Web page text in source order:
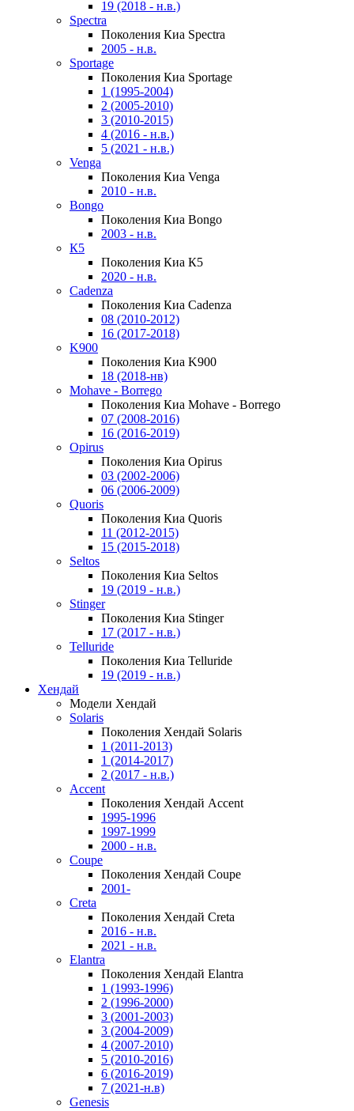
19 (2018 - н.в.)
Spectra
Поколения Киа Spectra
2005 - н.в.
Sportage
Поколения Киа Sportage
1 (1995-2004)
2 (2005-2010)
3 (2010-2015)
4 (2016 - н.в.)
5 (2021 - н.в.)
Venga
Поколения Киа Venga
2010 - н.в.
Bongo
Поколения Киа Bongo
2003 - н.в.
К5
Поколения Киа К5
2020 - н.в.
Cadenza
Поколения Киа Cadenza
08 (2010-2012)
16 (2017-2018)
K900
Поколения Киа K900
18 (2018-нв)
Mohave - Borrego
Поколения Киа Mohave - Borrego
07 (2008-2016)
16 (2016-2019)
Opirus
Поколения Киа Opirus
03 (2002-2006)
06 (2006-2009)
Quoris
Поколения Киа Quoris
11 (2012-2015)
15 (2015-2018)
Seltos
Поколения Киа Seltos
19 (2019 - н.в.)
Stinger
Поколения Киа Stinger
17 (2017 - н.в.)
Telluride
Поколения Киа Telluride
19 (2019 - н.в.)
Хендай
Модели Хендай
Solaris
Поколения Хендай Solaris
1 (2011-2013)
1 (2014-2017)
2 (2017 - н.в.)
Accent
Поколения Хендай Accent
1995-1996
1997-1999
2000 - н.в.
Coupe
Поколения Хендай Coupe
2001-
Creta
Поколения Хендай Creta
2016 - н.в.
2021 - н.в.
Elantra
Поколения Хендай Elantra
1 (1993-1996)
2 (1996-2000)
3 (2001-2003)
3 (2004-2009)
4 (2007-2010)
5 (2010-2016)
6 (2016-2019)
7 (2021-н.в)
Genesis